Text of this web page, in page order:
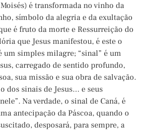
é transformada no vinho da
símbolo da alegria e da exultação
é fruto da morte e Ressurreição do
que Jesus manifestou, é este o
um simples milagre; “sinal” é um
carregado de sentido profundo,
sua missão e sua obra de salvação.
dos sinais de Jesus… e seus
Na verdade, o sinal de Caná, é
antecipação da Páscoa, quando o
desposará, para sempre, a